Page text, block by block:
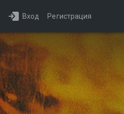
Вход Регистрация